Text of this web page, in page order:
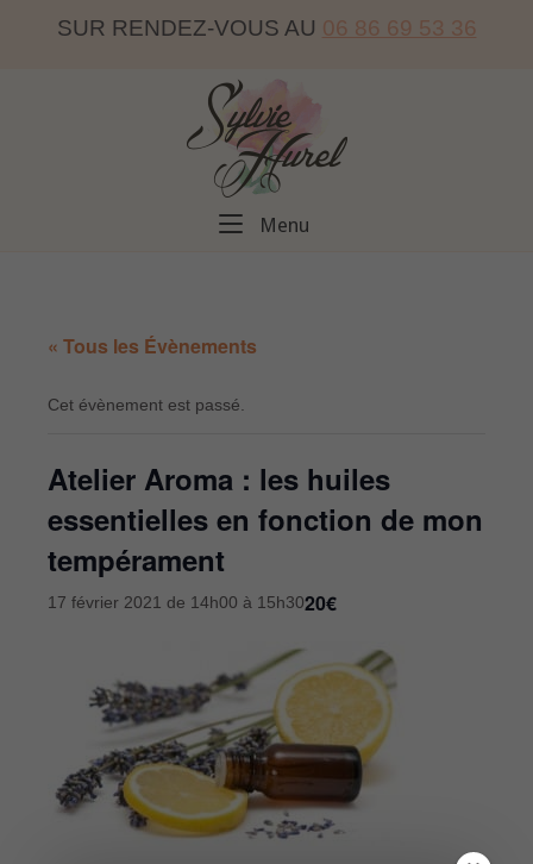
SUR RENDEZ-VOUS AU 06 86 69 53 36
Home
Menu
« Tous les Évènements
Cet évènement est passé.
Atelier Aroma : les huiles
essentielles en fonction de mon
tempérament
17 février 2021 de 14h00 à 15h3020€